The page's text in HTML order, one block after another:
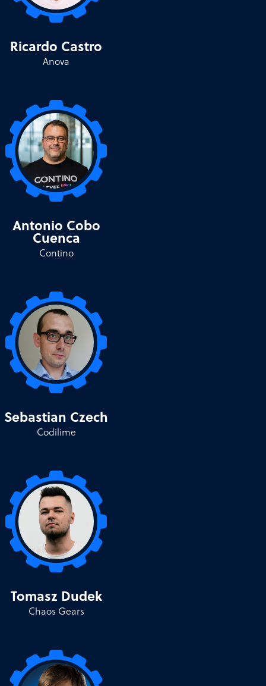
Ricardo Castro
Anova
Antonio Cobo
Cuenca
Contino
Sebastian Czech
Codilime
Tomasz Dudek
Chaos Gears